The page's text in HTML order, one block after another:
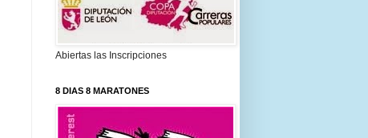
Abiertas las Inscripciones
8 DIAS 8 MARATONES